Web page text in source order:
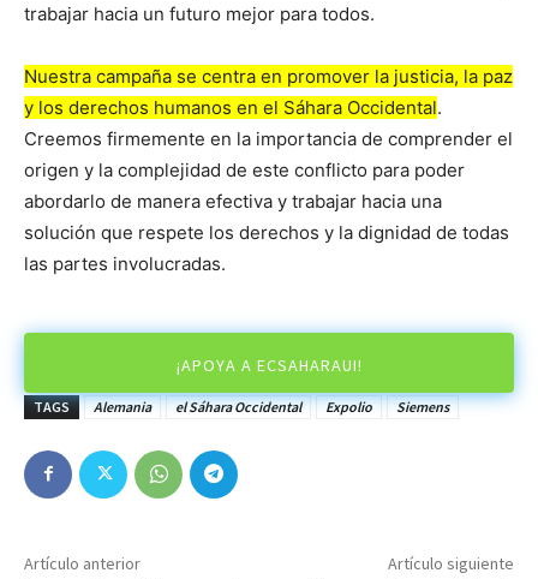
trabajar hacia un futuro mejor para todos.
Nuestra campaña se centra en promover la justicia, la paz
y los derechos humanos en el Sáhara Occidental.
Creemos firmemente en la importancia de comprender el
origen y la complejidad de este conflicto para poder
abordarlo de manera efectiva y trabajar hacia una
solución que respete los derechos y la dignidad de todas
las partes involucradas.
¡APOYA A ECSAHARAUI!
TAGS Alemania el Sáhara Occidental Expolio Siemens
Artículo anterior Artículo siguiente